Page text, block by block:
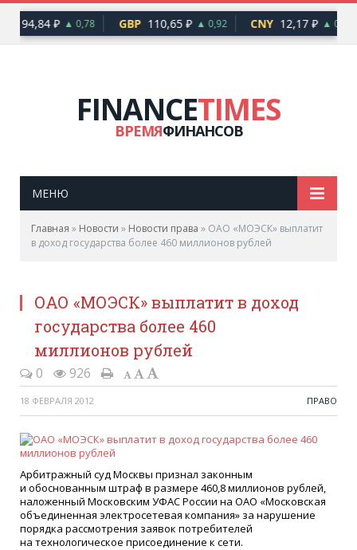
94,84 ₽ ▲ 0,78 GBP 110,65 ₽ ▲ 0,92 CNY 12,17 ₽ ▲ 0,10
FINANCETIMES
ВРЕМЯФИНАНСОВ
МЕНЮ
Главная » Новости » Новости права » ОАО «МОЭСК» выплатит
в доход государства более 460 миллионов рублей
ОАО «МОЭСК» выплатит в доход
государства более 460
миллионов рублей
0 926
18 ФЕВРАЛЯ 2012 ПРАВО
Арбитражный суд Москвы признал законным
и обоснованным штраф в размере 460,8 миллионов рублей,
наложенный Московским УФАС России на ОАО «Московская
объединенная электросетевая компания» за нарушение
порядка рассмотрения заявок потребителей
на технологическое присоединение к сети.